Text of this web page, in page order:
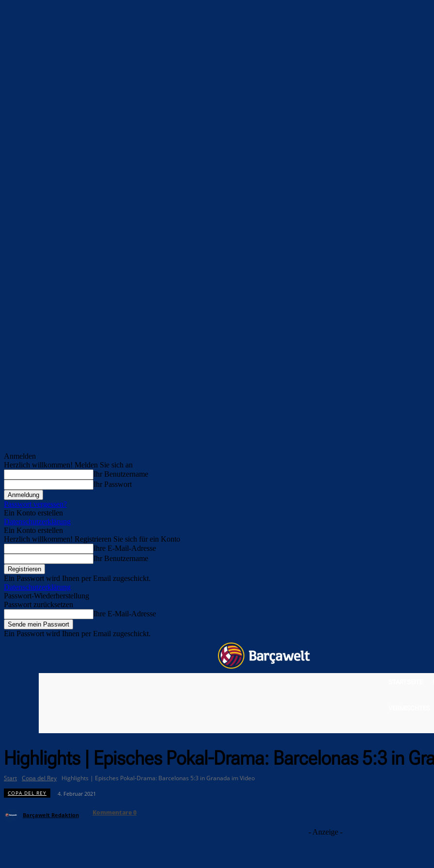
Anmelden
Herzlich willkommen! Melden Sie sich an
Ihr Benutzername
Ihr Passwort
Passwort vergessen?
Ein Konto erstellen
Datenschutzerklärung
Ein Konto erstellen
Herzlich willkommen! Registrieren Sie sich für ein Konto
Ihre E-Mail-Adresse
Ihr Benutzername
Ein Passwort wird Ihnen per Email zugeschickt.
Datenschutzerklärung
Passwort-Wiederherstellung
Passwort zurücksetzen
Ihre E-Mail-Adresse
Ein Passwort wird Ihnen per Email zugeschickt.
Highlights | Episches Pokal-Drama: Barcelonas 5:3 in
Start Copa del Rey Highlights | Episches Pokal-Drama: Barcelonas 5:3 in Granada im Video
COPA DEL REY 4. Februar 2021
Barçawelt Redaktion Kommentare0
- Anzeige -